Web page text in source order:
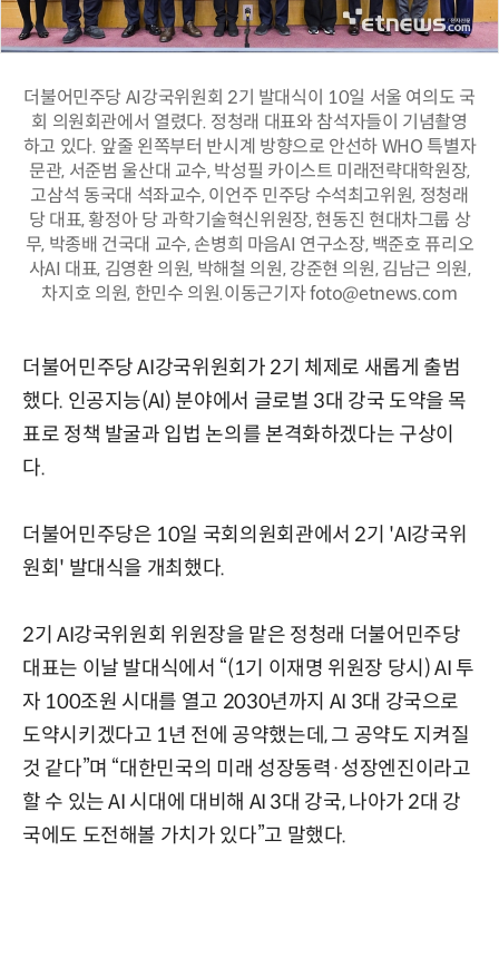
더불어민주당 AI강국위원회 2기 발대식이 10일 서울 여의도 국
회 의원회관에서 열렸다. 정청래 대표와 참석자들이 기념촬영
하고 있다. 앞줄 왼쪽부터 반시계 방향으로 안선하 WHO 특별자
문관, 서준범 울산대 교수, 박성필 카이스트 미래전략대학원장,
고삼석 동국대 석좌교수, 이언주 민주당 수석최고위원, 정청래
당 대표, 황정아 당 과학기술혁신위원장, 현동진 현대차그룹 상
무, 박종배 건국대 교수, 손병희 마음AI 연구소장, 백준호 퓨리오
사AI 대표, 김영환 의원, 박해철 의원, 강준현 의원, 김남근 의원,
차지호 의원, 한민수 의원.이동근기자 foto@etnews.com
더불어민주당 AI강국위원회가 2기 체제로 새롭게 출범
했다. 인공지능(AI) 분야에서 글로벌 3대 강국 도약을 목
표로 정책 발굴과 입법 논의를 본격화하겠다는 구상이
다.
더불어민주당은 10일 국회의원회관에서 2기 'AI강국위
원회' 발대식을 개최했다.
2기 AI강국위원회 위원장을 맡은 정청래 더불어민주당
대표는 이날 발대식에서 “(1기 이재명 위원장 당시) AI 투
자 100조원 시대를 열고 2030년까지 AI 3대 강국으로
도약시키겠다고 1년 전에 공약했는데, 그 공약도 지켜질
것 같다”며 “대한민국의 미래 성장동력·성장엔진이라고
할 수 있는 AI 시대에 대비해 AI 3대 강국, 나아가 2대 강
국에도 도전해볼 가치가 있다”고 말했다.